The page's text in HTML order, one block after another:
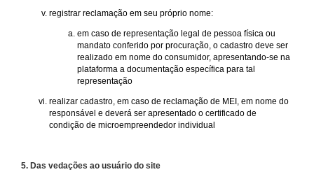
registrar reclamação em seu próprio nome:
em caso de representação legal de pessoa física ou
mandato conferido por procuração, o cadastro deve ser
realizado em nome do consumidor, apresentando-se na
plataforma a documentação específica para tal
representação
realizar cadastro, em caso de reclamação de MEI, em nome do
responsável e deverá ser apresentado o certificado de
condição de microempreendedor individual
5. Das vedações ao usuário do site